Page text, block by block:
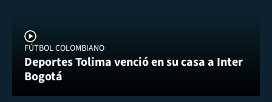
FÚTBOL COLOMBIANO
Deportes Tolima venció en su casa a Inter
Bogotá